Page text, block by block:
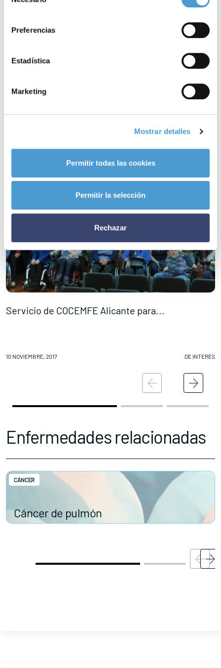
Preferencias
Estadística
Marketing
Mostrar detalles
Permitir todas las cookies
Permitir la selección
Rechazar
cáncer de pulmón, es ya miembro activo de Somos Pacientes. ¿Y
Noticias
relacionadas
Servicio de COCEMFE Alicante para...
10 NOVIEMBRE, 2017 DE INTERÉS
Enfermedades relacionadas
Cáncer de pulmón
CÁNCER